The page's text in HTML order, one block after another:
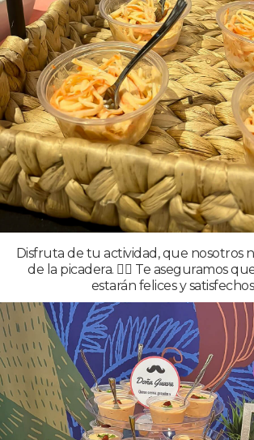
Disfruta de tu actividad, que nosotros
de la picadera. 👌🏼 Te aseguramos
estarán felices y